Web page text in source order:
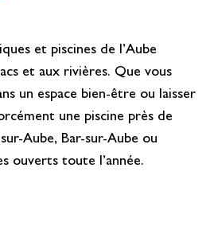
et piscines de l’Aube
et aux rivières. Que vous
un espace bien-être ou laisser
une piscine près de
Aube, Bar-sur-Aube ou
ouverts toute l’année.